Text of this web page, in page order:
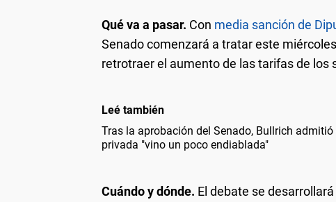
Qué va a pasar. Con media sanción de
Senado comenzará a tratar este
retrotraer el aumento de las tarifas de los
Leé también
Tras la aprobación del Senado, Bullrich
privada "vino un poco endiablada"
Cuándo y dónde. El debate se